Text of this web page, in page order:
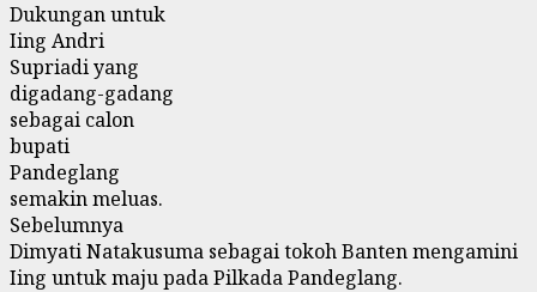
Dukungan untuk
Iing Andri
Supriadi yang
digadang-gadang
sebagai calon
bupati
Pandeglang
semakin meluas.
Sebelumnya
Dimyati Natakusuma sebagai tokoh Banten mengamini
Iing untuk maju pada Pilkada Pandeglang.